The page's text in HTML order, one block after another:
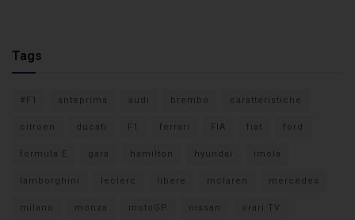
Tags
#F1 anteprima audi brembo caratteristiche
citroen ducati F1 ferrari FIA fiat ford
formula E gara hamilton hyundai imola
lamborghini leclerc libere mclaren mercedes
milano monza motoGP nissan orari TV